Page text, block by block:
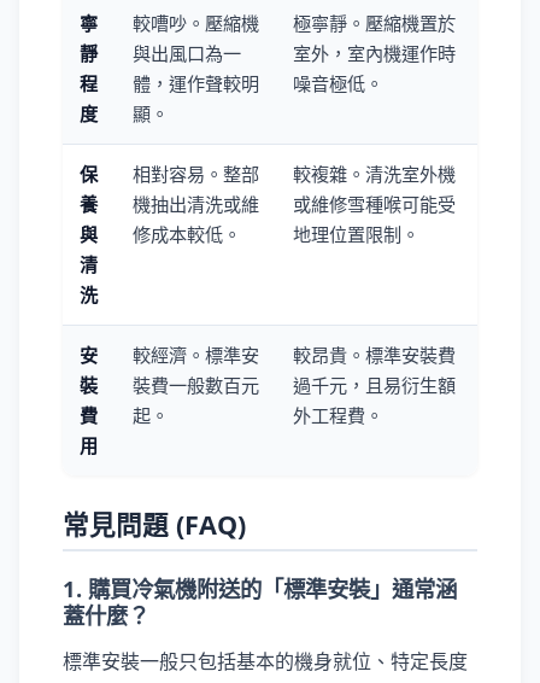
寧
靜
程
度
較嘈吵。壓縮機
與出風口為一
體，運作聲較明
顯。
極寧靜。壓縮機置於
室外，室內機運作時
噪音極低。
保
養
與
清
洗
相對容易。整部
機抽出清洗或維
修成本較低。
較複雜。清洗室外機
或維修雪種喉可能受
地理位置限制。
安
裝
費
用
較經濟。標準安
裝費一般數百元
起。
較昂貴。標準安裝費
過千元，且易衍生額
外工程費。
常見問題 (FAQ)
1. 購買冷氣機附送的「標準安裝」通常涵
蓋什麼？
標準安裝一般只包括基本的機身就位、特定長度